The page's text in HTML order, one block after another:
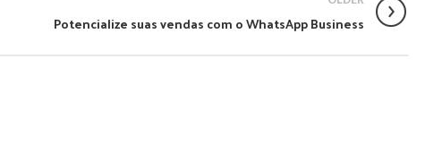
Potencialize suas vendas com o WhatsApp Business